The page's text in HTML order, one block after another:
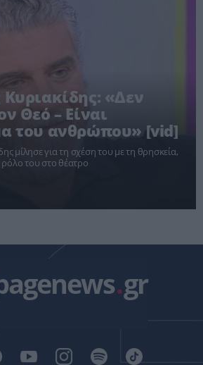
«Δεν
Θεό – Είναι
του ανθρώπου» [vid]
μίλησε για τη σχέση του με τη θρησκεία,
ρόλο του στο θέατρο
.gr